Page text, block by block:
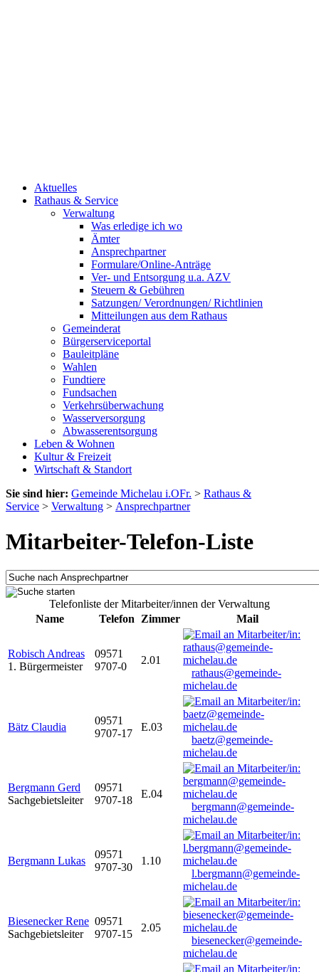
Aktuelles
Rathaus & Service
Verwaltung
Was erledige ich wo
Ämter
Ansprechpartner
Formulare/Online-Anträge
Ver- und Entsorgung u.a. AZV
Steuern & Gebühren
Satzungen/ Verordnungen/ Richtlinien
Mitteilungen aus dem Rathaus
Gemeinderat
Bürgerserviceportal
Bauleitpläne
Wahlen
Fundtiere
Fundsachen
Verkehrsüberwachung
Wasserversorgung
Abwasserentsorgung
Leben & Wohnen
Kultur & Freizeit
Wirtschaft & Standort
Sie sind hier: Gemeinde Michelau i.OFr. > Rathaus &
Service > Verwaltung > Ansprechpartner
Mitarbeiter-Telefon-Liste
Telefonliste der Mitarbeiter/innen der Verwaltung
Name
Telefon Zimmer Mail
Robisch Andreas
1. Bürgermeister
09571
9707-0
2.01
rathaus@gemeinde-
michelau.de
Bätz Claudia
09571
9707-17
E.03
baetz@gemeinde-
michelau.de
Bergmann Gerd
Sachgebietsleiter
09571
9707-18
E.04
bergmann@gemeinde-
michelau.de
Bergmann Lukas
09571
9707-30
1.10
l.bergmann@gemeinde-
michelau.de
Biesenecker Rene
Sachgebietsleiter
09571
9707-15
2.05
biesenecker@gemeinde-
michelau.de